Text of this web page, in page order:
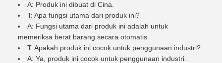
A: Produk ini dibuat di Cina.
T: Apa fungsi utama dari produk ini?
A: Fungsi utama dari produk ini adalah untuk
memeriksa berat barang secara otomatis.
T: Apakah produk ini cocok untuk penggunaan industri?
A: Ya, produk ini cocok untuk penggunaan industri.